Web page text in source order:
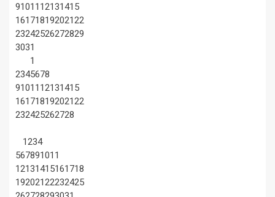
91011 12131415
16171819202122
23242526272829
3031
1
2345678
91011 12131415
16171819202122
232425262728
1234
567891011
12131415161718
19202122232425